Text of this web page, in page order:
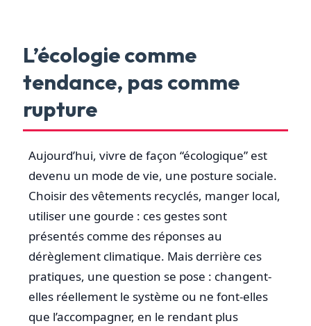
L’écologie comme
tendance, pas comme
rupture
Aujourd’hui, vivre de façon “écologique” est
devenu un mode de vie, une posture sociale.
Choisir des vêtements recyclés, manger local,
utiliser une gourde : ces gestes sont
présentés comme des réponses au
dérèglement climatique. Mais derrière ces
pratiques, une question se pose : changent-
elles réellement le système ou ne font-elles
que l’accompagner, en le rendant plus